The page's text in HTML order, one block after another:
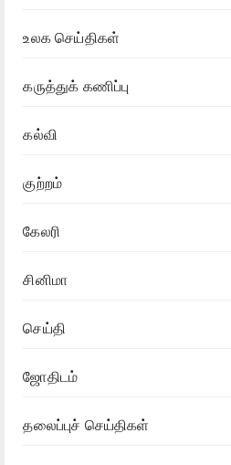
உலக செய்திகள்
கருத்துக் கணிப்பு
கல்வி
குற்றம்
கேலரி
சினிமா
செய்தி
ஜோதிடம்
தலைப்புச் செய்திகள்